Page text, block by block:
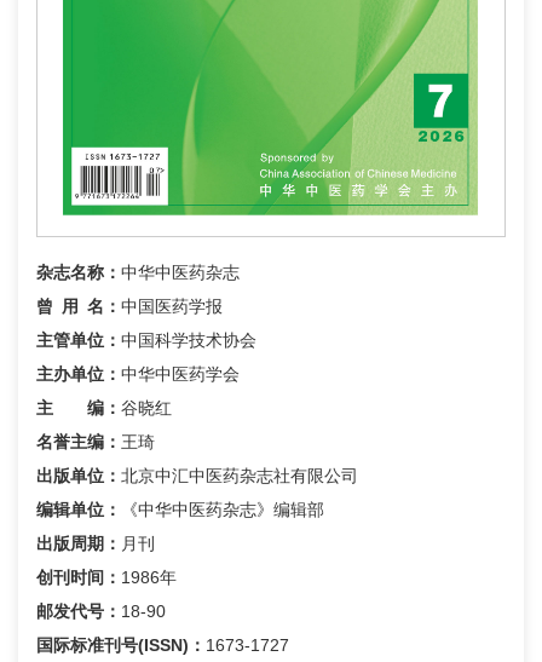
杂志名称： 中华中医药杂志
曾用名： 中国医药学报
主管单位： 中国科学技术协会
主办单位： 中华中医药学会
主 编： 谷晓红
名誉主编： 王琦
出版单位： 北京中汇中医药杂志社有限公司
编辑单位：
《中华中医药杂志》编辑部
出版周期： 月刊
创刊时间： 1986年
邮发代号： 18-90
国际标准刊号(ISSN)： 1673-1727